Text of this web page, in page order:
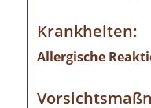
Krankheiten:
Allergische